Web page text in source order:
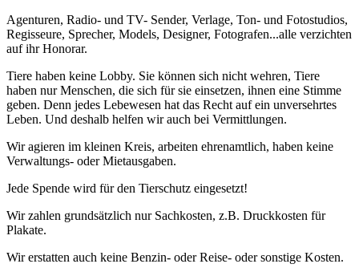
Agenturen, Radio- und TV- Sender, Verlage, Ton- und Fotostudios,
Regisseure, Sprecher, Models, Designer, Fotografen...alle verzichten
auf ihr Honorar.
Tiere haben keine Lobby. Sie können sich nicht wehren, Tiere
haben nur Menschen, die sich für sie einsetzen, ihnen eine Stimme
geben. Denn jedes Lebewesen hat das Recht auf ein unversehrtes
Leben. Und deshalb helfen wir auch bei Vermittlungen.
Wir agieren im kleinen Kreis, arbeiten ehrenamtlich, haben keine
Verwaltungs- oder Mietausgaben.
Jede Spende wird für den Tierschutz eingesetzt!
Wir zahlen grundsätzlich nur Sachkosten, z.B. Druckkosten für
Plakate.
Wir erstatten auch keine Benzin- oder Reise- oder sonstige Kosten.